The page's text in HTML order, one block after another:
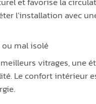
l’installation avec
mal isolé
vitrages, une
Le confort intérieur